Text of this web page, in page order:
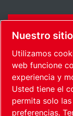
Nuestro
Utilizamos
web funcione
experiencia y
Usted tiene el
permita solo
preferencias.